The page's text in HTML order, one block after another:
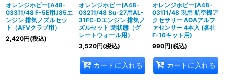
オレンジホビー[A48-
033]1/48 F-5E用J85エ
ンジン 排気ノズルセッ
ト（AFVクラブ用）
2,420円(税込)
オレンジホビー[A48-
032]1/48 Su-27用AL-
31FC-Dエンジン 排気ノ
ズルセット 閉状態（グ
レートウォール用）
3,520円(税込)
カートに入れる
オレンジホビー[A48-
031]1/48 現用 航空機ア
クセサリー AOAアルフ
ァセンサー 4本入 (各社
F-16キット用)
990円(税込)
カートに入れる